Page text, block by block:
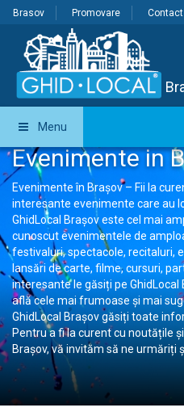
Brasov Promovare Contact
Menu
Evenimente in
Evenimente în Brașov – Fii la
interesante evenimente care au
GhidLocal Brașov este cel mai
cunoscut evenimentele de
festivaluri, spectacole, recitaluri,
lansări de carte, filme, cursuri,
interesante le găsiți pe GhidLocal
află cele mai frumoase și mai
GhidLocal Brașov găsiți toate
Pentru a fi la curent cu noutățile
Brașov, vă invităm să ne urmăriți